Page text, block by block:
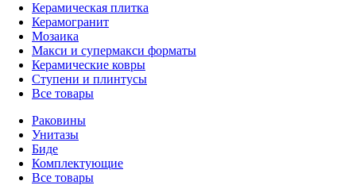
Керамическая плитка
Керамогранит
Мозаика
Макси и супермакси форматы
Керамические ковры
Ступени и плинтусы
Все товары
Раковины
Унитазы
Биде
Комплектующие
Все товары